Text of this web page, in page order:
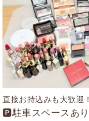
直接お持込みも大歓迎！
🅿駐車スペースあり